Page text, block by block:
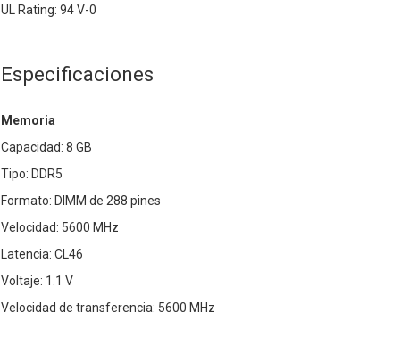
UL Rating: 94 V-0
Especificaciones
Memoria
Capacidad: 8 GB
Tipo: DDR5
Formato: DIMM de 288 pines
Velocidad: 5600 MHz
Latencia: CL46
Voltaje: 1.1 V
Velocidad de transferencia: 5600 MHz